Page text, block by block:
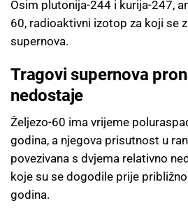
Osim plutonija-244 i kurija-247,
60, radioaktivni izotop za koji se
supernova.
Tragovi supernova
nedostaje
Željezo-60 ima vrijeme
godina, a njegova prisutnost u
povezivana s dvjema relativno
koje su se dogodile prije
godina.